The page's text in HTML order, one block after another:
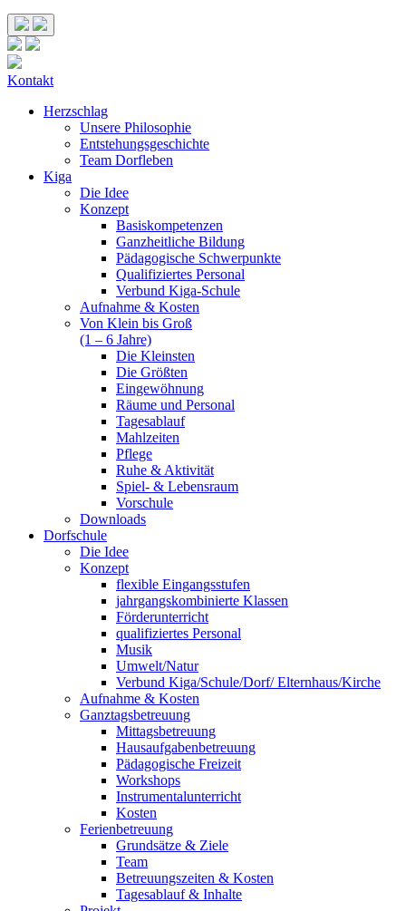
Kontakt
Herzschlag
Unsere Philosophie
Entstehungsgeschichte
Team Dorfleben
Kiga
Die Idee
Konzept
Basiskompetenzen
Ganzheitliche Bildung
Pädagogische Schwerpunkte
Qualifiziertes Personal
Verbund Kiga-Schule
Aufnahme & Kosten
Von Klein bis Groß
(1 – 6 Jahre)
Die Kleinsten
Die Größten
Eingewöhnung
Räume und Personal
Tagesablauf
Mahlzeiten
Pflege
Ruhe & Aktivität
Spiel- & Lebensraum
Vorschule
Downloads
Dorfschule
Die Idee
Konzept
flexible Eingangsstufen
jahrgangskombinierte Klassen
Förderunterricht
qualifiziertes Personal
Musik
Umwelt/Natur
Verbund Kiga/Schule/Dorf/ Elternhaus/Kirche
Aufnahme & Kosten
Ganztagsbetreuung
Mittagsbetreuung
Hausaufgabenbetreuung
Pädagogische Freizeit
Workshops
Instrumentalunterricht
Kosten
Ferienbetreuung
Grundsätze & Ziele
Team
Betreuungszeiten & Kosten
Tagesablauf & Inhalte